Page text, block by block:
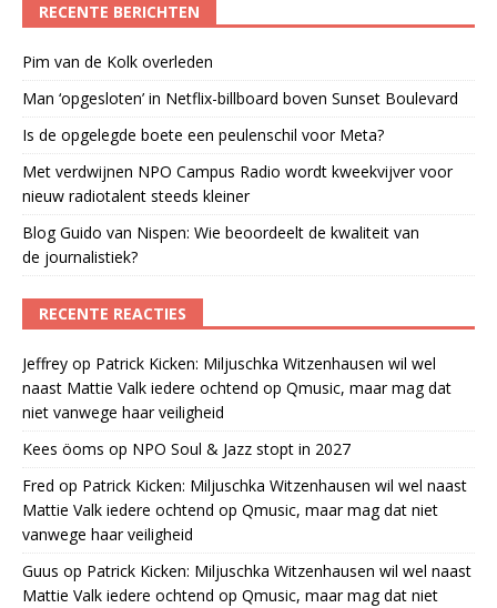
RECENTE BERICHTEN
Pim van de Kolk overleden
Man ‘opgesloten’ in Netflix-billboard boven Sunset Boulevard
Is de opgelegde boete een peulenschil voor Meta?
Met verdwijnen NPO Campus Radio wordt kweekvijver voor
nieuw radiotalent steeds kleiner
Blog Guido van Nispen: Wie beoordeelt de kwaliteit van
de journalistiek?
RECENTE REACTIES
Jeffrey op Patrick Kicken: Miljuschka Witzenhausen wil wel
naast Mattie Valk iedere ochtend op Qmusic, maar mag dat
niet vanwege haar veiligheid
Kees öoms op NPO Soul & Jazz stopt in 2027
Fred op Patrick Kicken: Miljuschka Witzenhausen wil wel naast
Mattie Valk iedere ochtend op Qmusic, maar mag dat niet
vanwege haar veiligheid
Guus op Patrick Kicken: Miljuschka Witzenhausen wil wel naast
Mattie Valk iedere ochtend op Qmusic, maar mag dat niet